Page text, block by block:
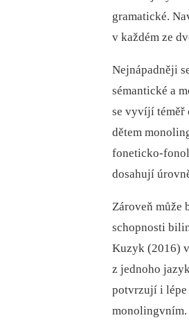
gramatické.
v každém ze
Nejnápadněji
sémantické a
se vyvíjí téměř
dětem
foneticko-
dosahují
Zároveň může
schopnosti
Kuzyk (2016)
z jednoho
potvrzují i
monolingvním.